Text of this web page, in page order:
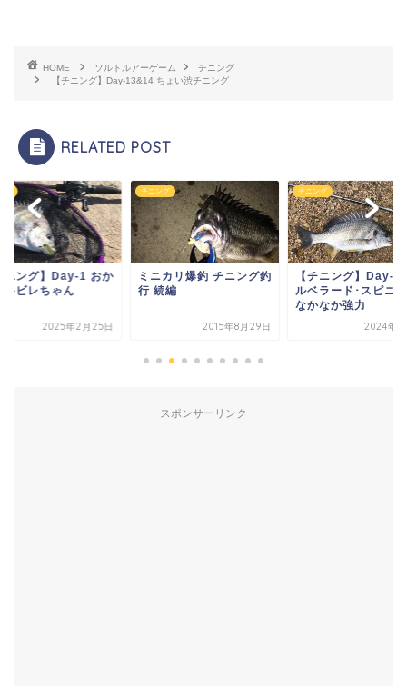
HOME ソルトルアーゲーム
チニング
【チニング】Day-13&14 ちょい渋チニング
RELATED POST
ニング】Day-1 おか
キビレちゃん
2025年2月25日
チニング
ミニカリ爆釣 チニング釣
行 続編
2015年8月29日
チニング
【チニング】Day-
ルベラード･スピニ
なかなか強力
2024年7
スポンサーリンク